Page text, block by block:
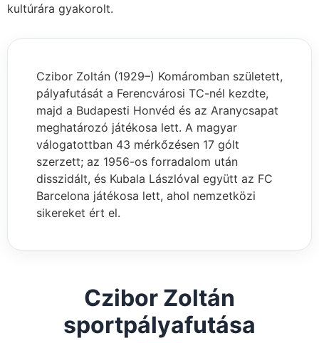
kultúrára gyakorolt.
Czibor Zoltán (1929–) Komáromban született,
pályafutását a Ferencvárosi TC-nél kezdte,
majd a Budapesti Honvéd és az Aranycsapat
meghatározó játékosa lett. A magyar
válogatottban 43 mérkőzésen 17 gólt
szerzett; az 1956-os forradalom után
disszidált, és Kubala Lászlóval együtt az FC
Barcelona játékosa lett, ahol nemzetközi
sikereket ért el.
Czibor Zoltán
sportpályafutása